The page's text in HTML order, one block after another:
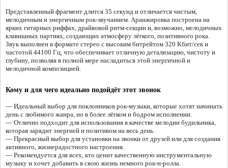
Представленный фрагмент длится 35 секунд и отличается чистым,
мелодичным и энергичным рок-звучанием. Аранжировка построена на
ярких гитарных риффах, драйвовой ритм-секции и, возможно, мелодичных
клавишных партиях, создающих атмосферу лёгкого, позитивного рока.
Звук выполнен в формате стерео с высоким битрейтом 320 Кбит/сек и
частотой 44100 Гц, что обеспечивает отличную детализацию, чистоту и
глубину, позволяя в полной мере насладиться этой энергичной и
мелодичной композицией.
Кому и для чего идеально подойдёт этот звонок
— Идеальный выбор для поклонников рок-музыки, которые хотят начинать
день с любимого жанра, но в более лёгком и бодром исполнении.
— Отлично подходит для использования в качестве мелодии будильника,
которая зарядит энергией и позитивом на весь день.
— Прекрасный выбор для установки на звонки от друзей или для создания
активного, жизнерадостного настроения.
— Рекомендуется для всех, кто ценит качественную инструментальную
музыку и хочет добавить в свою жизнь немного рок-н-ролла.